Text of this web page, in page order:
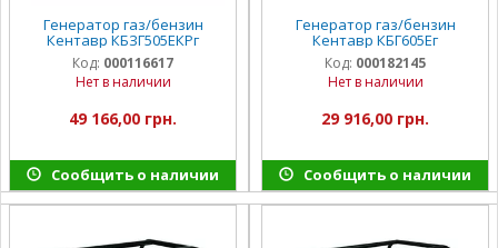
Генератор газ/бензин
Кентавр КБЗГ505ЕКРг
Код: 000116617
Нет в наличии
49 166,00 грн.
Сообщить о наличии
Генератор газ/бензин
Кентавр КБГ605Ег
Код: 000182145
Нет в наличии
29 916,00 грн.
Сообщить о наличии